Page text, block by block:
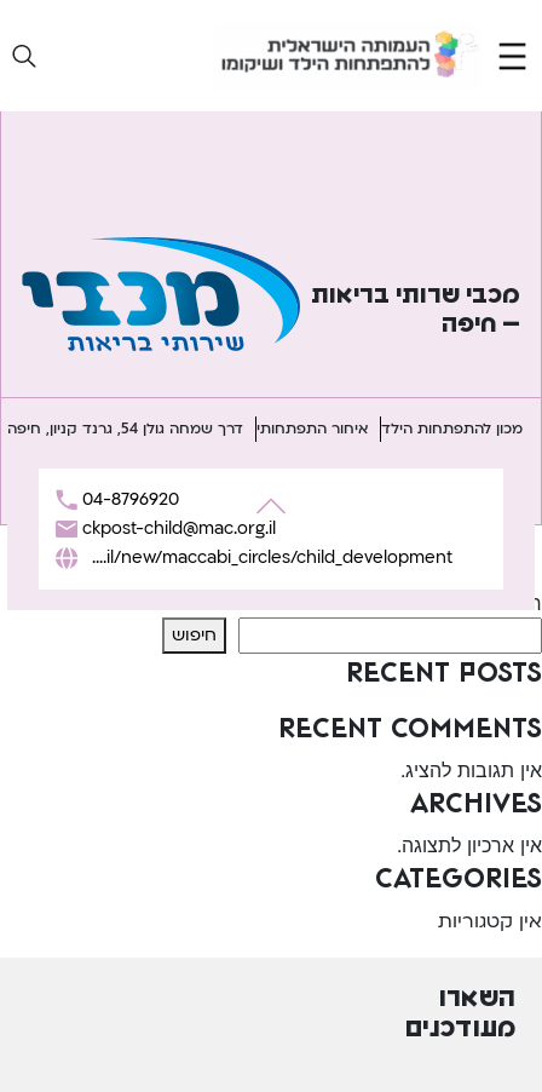
content
מכבי שרותי בריאות
– חיפה
04-8796920
ckpost-child@mac.org.il
https://www.maccabi4u.co.il/new/maccabi_circles/child_development/
מכון להתפתחות הילד איחור התפתחותי דרך שמחה גולן 54, גרנד קניון, חיפה
מכבי שרותי בריאות – חולון
מכבי שרותי בריאות – ירושלים
חיפוש
חיפוש
Recent Posts
Recent Comments
אין תגובות להציג.
Archives
אין ארכיון לתצוגה.
Categories
אין קטגוריות
השארו
מעודכנים